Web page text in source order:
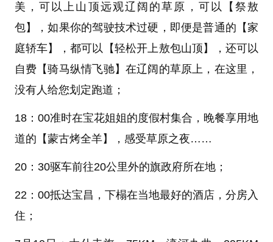
美，可以上山顶远观辽阔的草原，可以
【祭敖
包】
，如果你的驾驶技术过硬，即便是普通的 【家
庭轿车】
，都可以 【轻松开上敖包山顶】
，还可以
自费 【骑马纵情飞驰】 在辽阔的草原上，在这里，
没有人给您划定跑道；
18：00准时在宝花姐姐的度假村集合，晚餐享用地
道的 【蒙古烤全羊】 ，感受草原之夜……
20：30驱车前往20公里外的旗政府所在地；
22：00抵达宝昌，下榻在当地最好的酒店，分房入
住；